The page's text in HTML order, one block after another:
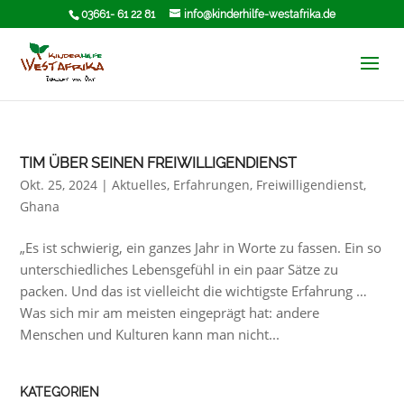
03661- 61 22 81 info@kinderhilfe-westafrika.de
TIM ÜBER SEINEN FREIWILLIGENDIENST
Okt. 25, 2024 |Aktuelles, Erfahrungen, Freiwilligendienst,
Ghana
„Es ist schwierig, ein ganzes Jahr in Worte zu fassen. Ein so
unterschiedliches Lebensgefühl in ein paar Sätze zu
packen. Und das ist vielleicht die wichtigste Erfahrung …
Was sich mir am meisten eingeprägt hat: andere
Menschen und Kulturen kann man nicht...
KATEGORIEN